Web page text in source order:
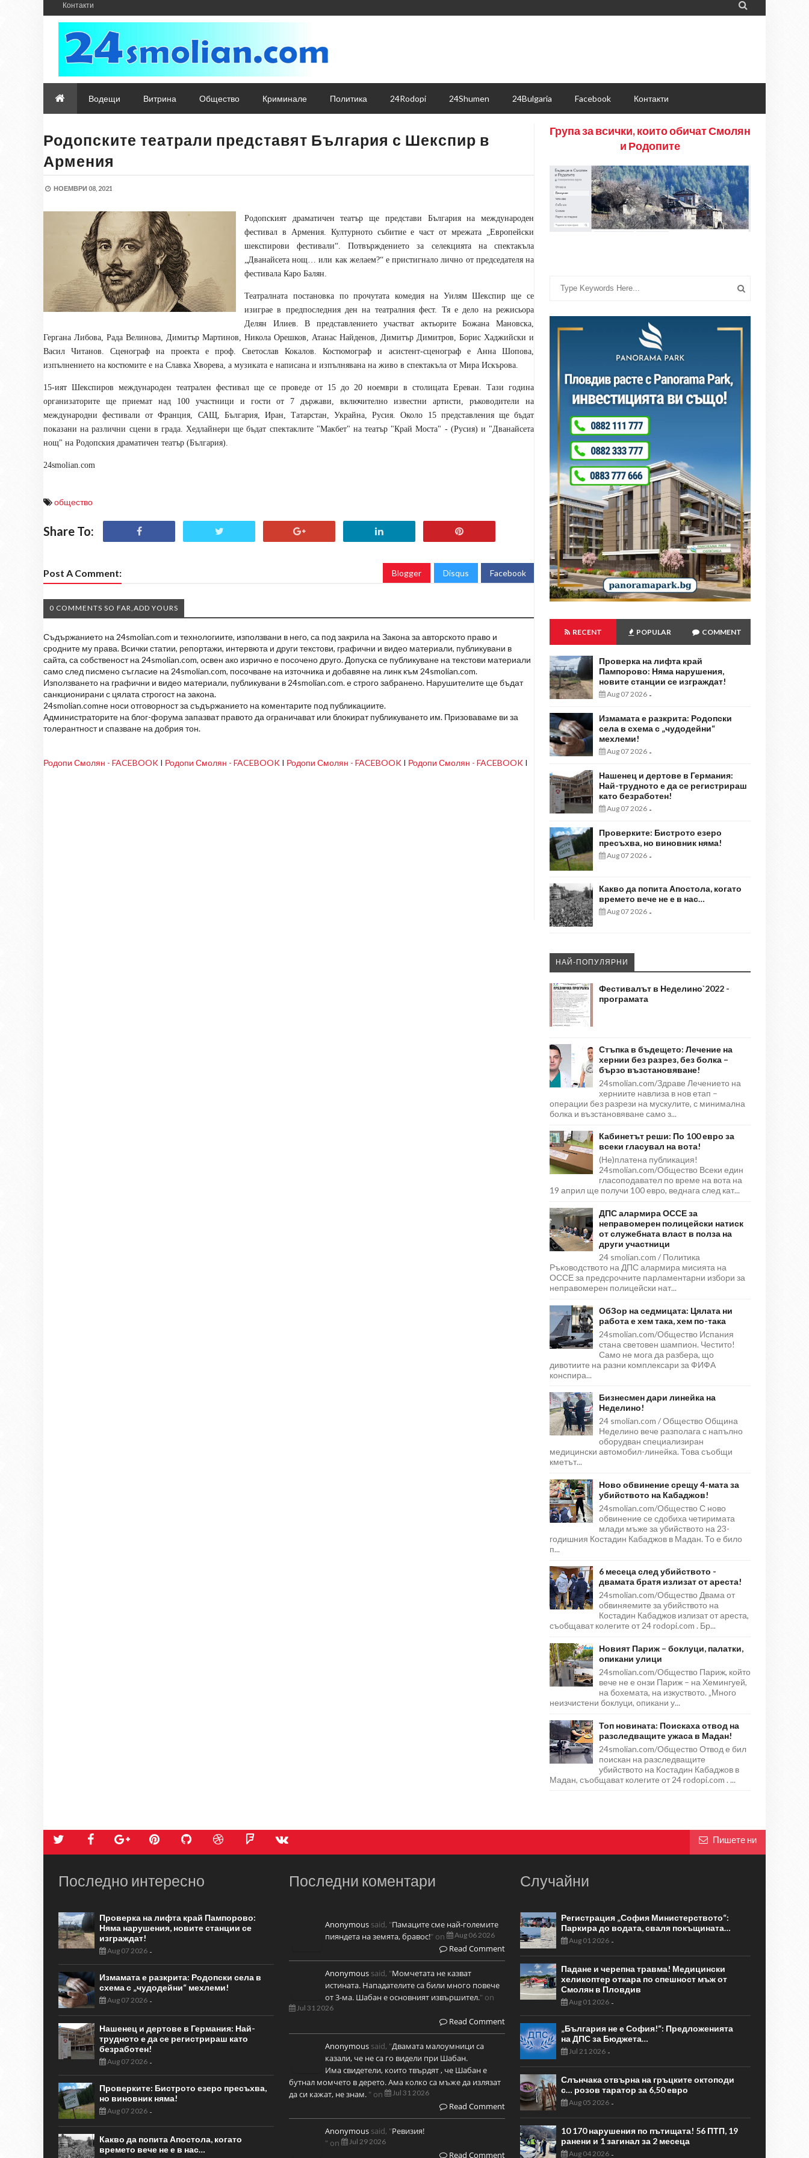
Контакти 
Водещи Витрина Общество Криминале Политика 24Rodopi 24Shumen 24Bulgaria Facebook Контакти
Родопските театрали представят България с Шекспир в
Армения
НОЕМВРИ 08, 2021
Родопският драматичен театър ще представи България на международен
фестивал в Армения. Културното събитие е част от мрежата „Европейски
шекспирови фестивали“. Потвърждението за селекцията на спектакъла
„Дванайсета нощ… или как желаем?“ е пристигнало лично от председателя на
фестивала Каро Балян.
Театралната постановка по прочутата комедия на Уилям Шекспир ще се
изиграе в предпоследния ден на театралния фест. Тя е дело на режисьора
Делян Илиев. В представлението участват актьорите Божана Мановска,
Гергана Либова, Рада Велинова, Димитър Мартинов, Никола Орешков, Атанас Найденов, Димитър Димитров, Борис Хаджийски и
Васил Читанов. Сценограф на проекта е проф. Светослав Кокалов. Костюмограф и асистент-сценограф е Анна Шопова,
изпълнението на костюмите е на Славка Хворева, а музиката е написана и изпълнявана на живо в спектакъла от Мира Искърова.
15-ият Шекспиров международен театрален фестивал ще се проведе от 15 до 20 ноември в столицата Ереван. Тази година
организаторите ще приемат над 100 участници и гости от 7 държави, включително известни артисти, ръководители на
международни фестивали от Франция, САЩ, България, Иран, Татарстан, Украйна, Русия. Около 15 представления ще бъдат
показани на различни сцени в града. Хедлайнери ще бъдат спектаклите "Макбет" на театър "Край Моста" - (Русия) и "Дванайсета
нощ" на Родопския драматичен театър (България).
24smolian.com
общество
Share To:
Post A Comment: Blogger Disqus Facebook
0 COMMENTS SO FAR,ADD YOURS
Съдържанието на 24smolian.com и технологиите, използвани в него, са под закрила на Закона за авторското право и
сродните му права. Всички статии, репортажи, интервюта и други текстови, графични и видео материали, публикувани в
сайта, са собственост на 24smolian.com, освен ако изрично е посочено друго. Допуска се публикуване на текстови материали
само след писмено съгласие на 24smolian.com, посочване на източника и добавяне на линк към 24smolian.com.
Използването на графични и видео материали, публикувани в 24smolian.com. е строго забранено. Нарушителите ще бъдат
санкционирани с цялата строгост на закона.
24smolian.comне носи отговорност за съдържанието на коментарите под публикациите.
Администраторите на блог-форума запазват правото да ограничават или блокират публикуването им. Призоваваме ви за
толерантност и спазване на добрия тон.
Родопи Смолян - FACEBOOK I Родопи Смолян - FACEBOOK I Родопи Смолян - FACEBOOK I Родопи Смолян - FACEBOOK I
Група за всички, които обичат Смолян
и Родопите
RECENT POPULAR COMMENT
Проверка на лифта край
Пампорово: Няма нарушения,
новите станции се изграждат!
Aug 07 2026 -
Измамата е разкрита: Родопски
села в схема с „чудодейни“
мехлеми!
Aug 07 2026 -
Нашенец и дертове в Германия:
Най-трудното е да се регистрираш
като безработен!
Aug 07 2026 -
Проверките: Бистрото езеро
пресъхва, но виновник няма!
Aug 07 2026 -
Какво да попита Апостола, когато
времето вече не е в нас…
Aug 07 2026 -
НАЙ-ПОПУЛЯРНИ
Фестивалът в Неделино`2022 -
програмата
Стъпка в бъдещето: Лечение на
хернии без разрез, без болка –
бързо възстановяване!
24smolian.com/Здраве Лечението на
херниите навлиза в нов етап –
операции без разрези на мускулите, с минимална
болка и възстановяване само з...
Кабинетът реши: По 100 евро за
всеки гласувал на вота!
(Не)платена публикация!
24smolian.com/Общество Всеки един
гласоподавател по време на вота на
19 април ще получи 100 евро, веднага след кат...
ДПС алармира ОССЕ за
неправомерен полицейски натиск
от служебната власт в полза на
други участници
24 smolian.com / Политика
Ръководството на ДПС алармира мисията на
ОССЕ за предсрочните парламентарни избори за
неправомерен полицейски нат...
ОбЗор на седмицата: Цялата ни
работа е хем така, хем по-така
24smolian.com/Общество Испания
стана световен шампион. Честито!
Само не мога да разбера, що
дивотиите на разни комплексари за ФИФА
конспира...
Бизнесмен дари линейка на
Неделино!
24 smolian.com / Общество Община
Неделино вече разполага с напълно
оборудван специализиран
медицински автомобил-линейка. Това съобщи
кметът...
Ново обвинение срещу 4-мата за
убийството на Кабаджов!
24smolian.com/Общество С ново
обвинение се сдобиха четиримата
млади мъже за убийството на 23-
годишния Костадин Кабаджов в Мадан. То е било
п...
6 месеца след убийството -
двамата братя излизат от ареста!
24smolian.com/Общество Двама от
обвиняемите за убийството на
Костадин Кабаджов излизат от ареста,
съобщават колегите от 24 rodopi.com . Бр...
Новият Париж – боклуци, палатки,
опикани улици
24smolian.com/Общество Париж, който
вече не е онзи Париж – на Хемингуей,
на бохемата, на изкуството. „Много
неизчистени боклуци, опикани у...
Топ новината: Поискаха отвод на
разследващите ужаса в Мадан!
24smolian.com/Общество Отвод е бил
поискан на разследващите
убийството на Костадин Кабаджов в
Мадан, съобщават колегите от 24 rodopi.com . ...
Пишете ни
Последно интересно
Проверка на лифта край Пампорово:
Няма нарушения, новите станции се
изграждат!
Aug 07 2026 -
Измамата е разкрита: Родопски села в
схема с „чудодейни“ мехлеми!
Aug 07 2026 -
Нашенец и дертове в Германия: Най-
трудното е да се регистрираш като
безработен!
Aug 07 2026 -
Проверките: Бистрото езеро пресъхва,
но виновник няма!
Aug 07 2026 -
Какво да попита Апостола, когато
времето вече не е в нас…
Последни коментари
Anonymous said, "Памаците сме най-големите
пияндета на земята, бравос!" on Aug 06 2026
Read Comment
Anonymous said, "Момчетата не казват
истината. Нападателите са били много повече
от 3-ма. Шабан е основният извършител." on
Jul 31 2026
Read Comment
Anonymous said, "Двамата малоумници са
казали, че не са го видели при Шабан.
Има свидетели, които твърдят , че Шабан е
бутнал момчето в дерето. Ама колко са мъже да излязат
да си кажат, не знам. " on Jul 31 2026
Read Comment
Anonymous said, "Ревизия!
" on
Jul 29 2026
Read Comment
Случайни
Регистрация „София Министерството“:
Паркира до водата, сваля покъщината…
Aug 01 2026-
Падане и черепна травма! Медицински
хеликоптер откара по спешност мъж от
Смолян в Пловдив
Aug 01 2026-
„България не е София!“: Предложенията
на ДПС за Бюджета…
Jul 21 2026-
Слънчака отвърна на гръцките октоподи
с… розов таратор за 6,50 евро
Aug 05 2026-
10 170 нарушения по пътищата! 56 ПТП, 19
ранени и 1 загинал за 2 месеца
Aug 04 2026-